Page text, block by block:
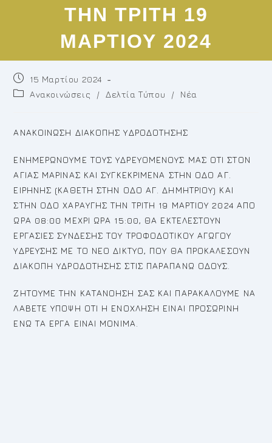
ΤΗΝ ΤΡΙΤΗ 19
ΜΑΡΤΙΟΥ 2024
Post
published:
15 Μαρτίου 2024
PostΑνακοινώσεις / Δελτία Τύπου / Νέα
ΑΝΑΚΟΙΝΩΣΗ ΔΙΑΚΟΠΗΣ ΥΔΡΟΔΟΤΗΣΗΣ
ΕΝΗΜΕΡΩΝΟΥΜΕ ΤΟΥΣ ΥΔΡΕΥΟΜΕΝΟΥΣ ΜΑΣ ΟΤΙ ΣΤΟΝ
ΑΓΙΑΣ ΜΑΡΙΝΑΣ ΚΑΙ ΣΥΓΚΕΚΡΙΜΕΝΑ ΣΤΗΝ ΟΔΟ ΑΓ.
ΕΙΡΗΝΗΣ (ΚΑΘΕΤΗ ΣΤΗΝ ΟΔΟ ΑΓ. ΔΗΜΗΤΡΙΟΥ) ΚΑΙ
ΣΤΗΝ ΟΔΟ ΧΑΡΑΥΓΗΣ ΤΗΝ ΤΡΙΤΗ 19 ΜΑΡΤΙΟΥ 2024 ΑΠΟ
ΩΡΑ 08:00 ΜΕΧΡΙ ΩΡΑ 15:00, ΘΑ ΕΚΤΕΛΕΣΤΟΥΝ
ΕΡΓΑΣΙΕΣ ΣΥΝΔΕΣΗΣ ΤΟΥ ΤΡΟΦΟΔΟΤΙΚΟΥ ΑΓΩΓΟΥ
ΥΔΡΕΥΣΗΣ ΜΕ ΤΟ ΝΕΟ ΔΙΚΤΥΟ, ΠΟΥ ΘΑ ΠΡΟΚΑΛΕΣΟΥΝ
ΔΙΑΚΟΠΗ ΥΔΡΟΔΟΤΗΣΗΣ ΣΤΙΣ ΠΑΡΑΠΑΝΩ ΟΔΟΥΣ.
ΖΗΤΟΥΜΕ ΤΗΝ ΚΑΤΑΝΟΗΣΗ ΣΑΣ ΚΑΙ ΠΑΡΑΚΑΛΟΥΜΕ ΝΑ
ΛΑΒΕΤΕ ΥΠΟΨΗ ΟΤΙ Η ΕΝΟΧΛΗΣΗ ΕΙΝΑΙ ΠΡΟΣΩΡΙΝΗ
ΕΝΩ ΤΑ ΕΡΓΑ ΕΙΝΑΙ ΜΟΝΙΜΑ.